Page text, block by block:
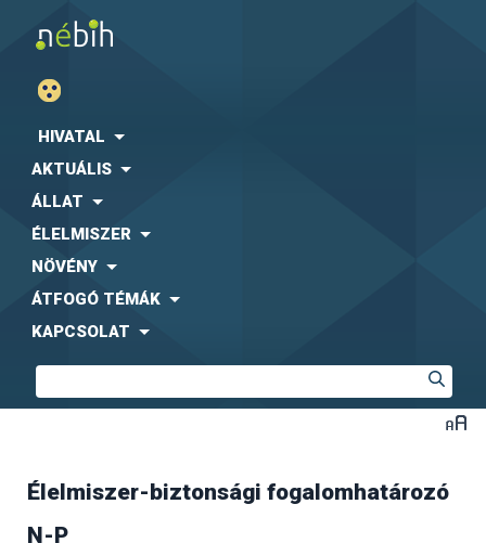
HIVATAL
AKTUÁLIS
ÁLLAT
ÉLELMISZER
NÖVÉNY
ÁTFOGÓ TÉMÁK
KAPCSOLAT
Élelmiszer-biztonsági fogalomhatározó
N-P
Összetevő (ingredient)
remain in the finished product, even in an altered form.